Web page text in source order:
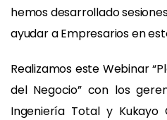
hemos desarrollado
ayudar a Empresarios en
Realizamos este Webinar
del Negocio” con los
Ingeniería Total y Kukayo